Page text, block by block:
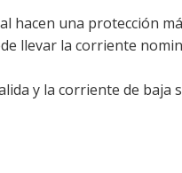
hacen una protección
llevar la corriente
y la corriente de baja